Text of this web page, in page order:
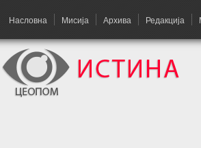
Насловна Мисија Архива Редакција